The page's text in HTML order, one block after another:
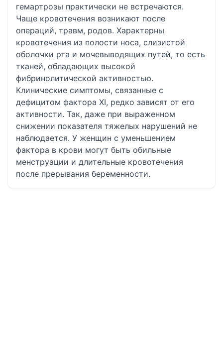
гемартрозы практически не встречаются.
Чаще кровотечения возникают после
операций, травм, родов. Характерны
кровотечения из полости носа, слизистой
оболочки рта и мочевыводящих путей, то есть
тканей, обладающих высокой
фибринолитической активностью.
Клинические симптомы, связанные с
дефицитом фактора XI, редко зависят от его
активности. Так, даже при выраженном
снижении показателя тяжелых нарушений не
наблюдается. У женщин с уменьшением
фактора в крови могут быть обильные
менструации и длительные кровотечения
после прерывания беременности.